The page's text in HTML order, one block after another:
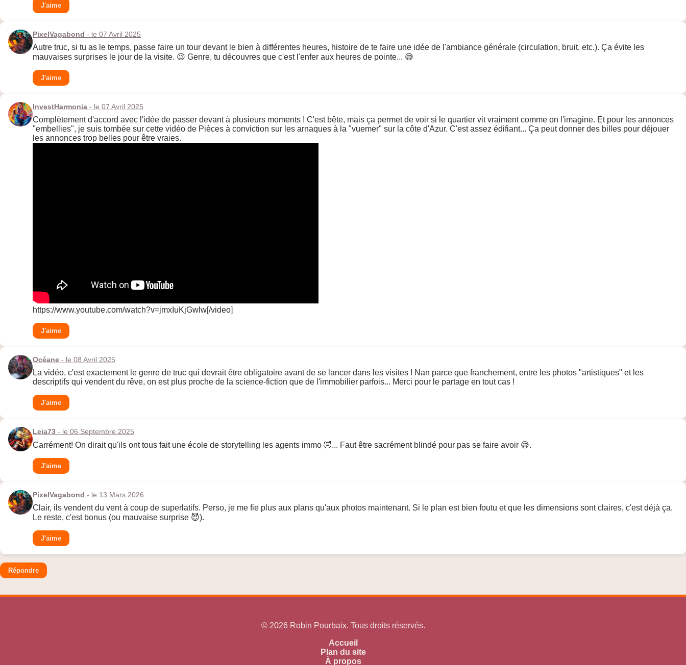
J'aime
PixelVagabond - le 07 Avril 2025
Autre truc, si tu as le temps, passe faire un tour devant le bien à différentes heures, histoire de te faire une idée de l'ambiance générale (circulation, bruit, etc.). Ça évite les
mauvaises surprises le jour de la visite. 😉 Genre, tu découvres que c'est l'enfer aux heures de pointe... 😅
J'aime
InvestHarmonia - le 07 Avril 2025
Complètement d'accord avec l'idée de passer devant à plusieurs moments ! C'est bête, mais ça permet de voir si le quartier vit vraiment comme on l'imagine. Et pour les annonces
"embellies", je suis tombée sur cette vidéo de Pièces à conviction sur les arnaques à la "vuemer" sur la côte d'Azur. C'est assez édifiant... Ça peut donner des billes pour déjouer
les annonces trop belles pour être vraies.
https://www.youtube.com/watch?v=jmxIuKjGwlw[/video]
J'aime
Océane - le 08 Avril 2025
La vidéo, c'est exactement le genre de truc qui devrait être obligatoire avant de se lancer dans les visites ! Nan parce que franchement, entre les photos "artistiques" et les
descriptifs qui vendent du rêve, on est plus proche de la science-fiction que de l'immobilier parfois... Merci pour le partage en tout cas !
J'aime
Leia73 - le 06 Septembre 2025
Carrément! On dirait qu'ils ont tous fait une école de storytelling les agents immo 🤣... Faut être sacrément blindé pour pas se faire avoir 😅.
J'aime
PixelVagabond - le 13 Mars 2026
Clair, ils vendent du vent à coup de superlatifs. Perso, je me fie plus aux plans qu'aux photos maintenant. Si le plan est bien foutu et que les dimensions sont claires, c'est déjà ça.
Le reste, c'est bonus (ou mauvaise surprise 😈).
J'aime
Répondre
© 2026 Robin Pourbaix. Tous droits réservés.
Accueil
Plan du site
À propos